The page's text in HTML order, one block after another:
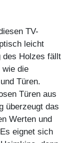
TV-
leicht
des Holzes fällt
wie die
Türen.
Türen aus
überzeugt das
Werten und
eignet sich